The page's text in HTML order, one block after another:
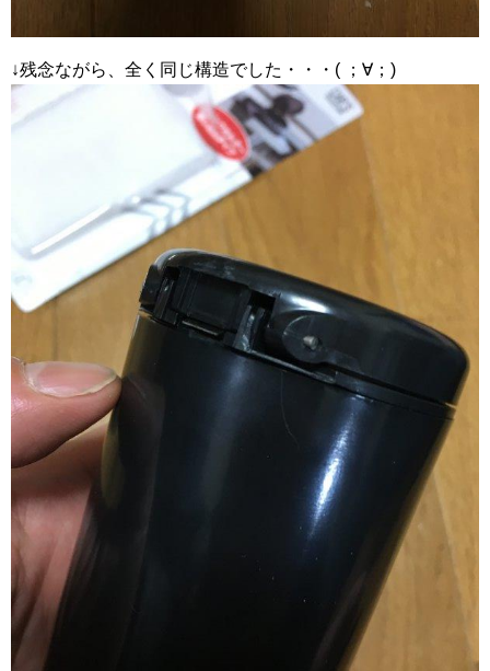
↓残念ながら、全く同じ構造でした・・・( ；∀；)